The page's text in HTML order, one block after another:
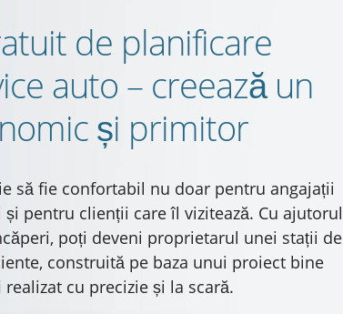
de planificare
auto – creează un
și primitor
să fie confortabil nu doar pentru angajații
și pentru clienții care îl vizitează. Cu ajutorul
poți deveni proprietarul unei stații de
construită pe baza unui proiect bine
cu precizie și la scară.